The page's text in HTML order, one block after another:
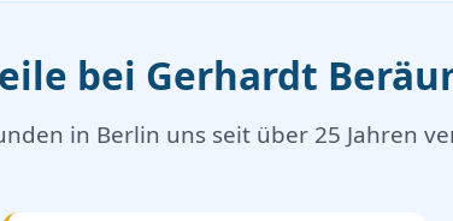
bei Gerhardt
in Berlin uns seit über 25 Jahren